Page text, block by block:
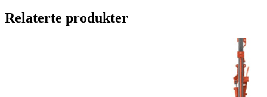
Relaterte produkter